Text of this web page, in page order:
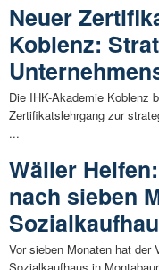
Neuer
Koblenz:
Die IHK-Akademie Koblenz
Zertifikatslehrgang zur
...
Wäller
nach sieben
Vor sieben Monaten hat der